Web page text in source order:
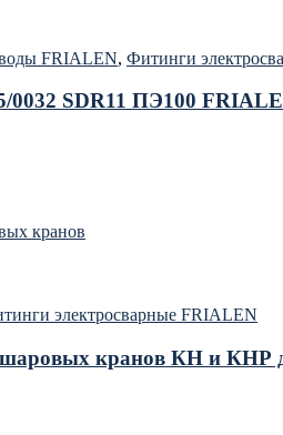
FRIALEN, Фитинги
0032 SDR11 ПЭ100
электросварные FRIALEN
кранов КН и КНР